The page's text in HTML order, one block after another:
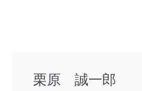
栗原 誠一郎